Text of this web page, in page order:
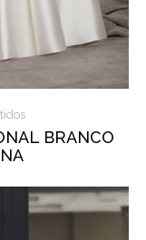
BRANCO